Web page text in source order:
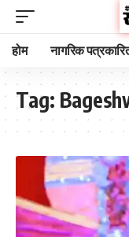
होम नागरिक
Tag: